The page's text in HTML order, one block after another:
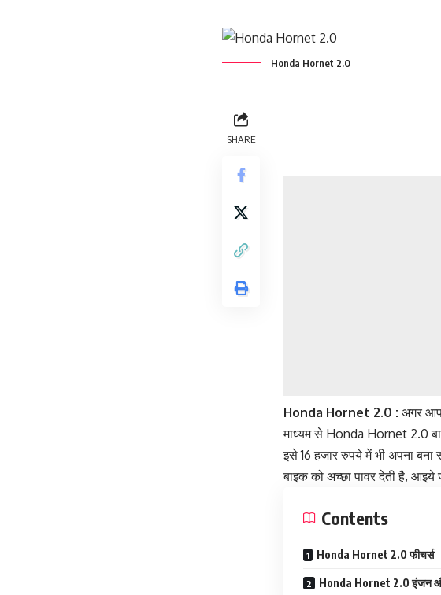
Honda Hornet 2.0
SHARE
Honda Hornet 2.0 : अगर आप
माध्यम से Honda Hornet 2.0
इसे 16 हजार रुपये में भी अपना
बाइक को अच्छा पावर देती है,
Contents
Honda Hornet 2.0 फीचर्स
Honda Hornet 2.0 इंजन